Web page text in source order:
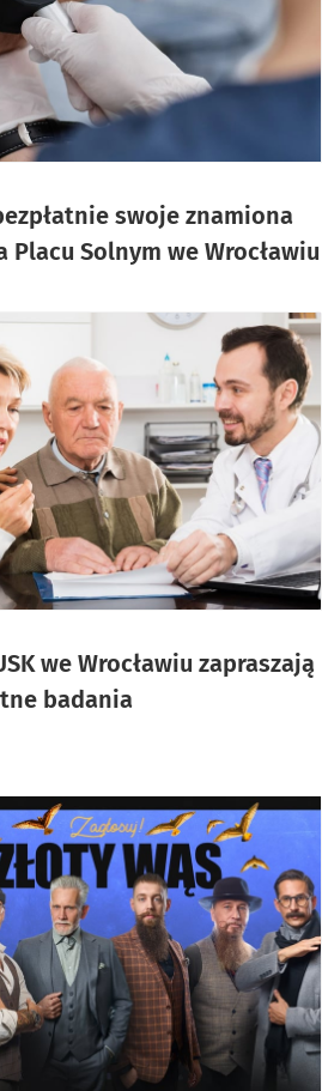
swoje znamiona
Placu Solnym we Wrocławiu
we Wrocławiu zapraszają
badania